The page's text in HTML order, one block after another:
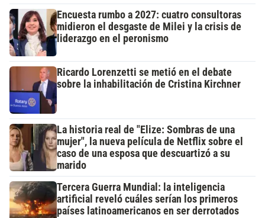
Encuesta rumbo a 2027: cuatro consultoras
midieron el desgaste de Milei y la crisis de
liderazgo en el peronismo
Ricardo Lorenzetti se metió en el debate
sobre la inhabilitación de Cristina Kirchner
La historia real de "Elize: Sombras de una
mujer", la nueva película de Netflix sobre el
caso de una esposa que descuartizó a su
marido
Tercera Guerra Mundial: la inteligencia
artificial reveló cuáles serían los primeros
países latinoamericanos en ser derrotados